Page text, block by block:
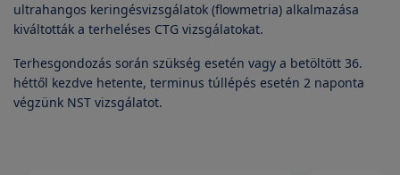
ultrahangos keringésvizsgálatok (flowmetria) alkalmazása
kiváltották a terheléses CTG vizsgálatokat.
Terhesgondozás során szükség esetén vagy a betöltött 36.
héttől kezdve hetente, terminus túllépés esetén 2 naponta
végzünk NST vizsgálatot.